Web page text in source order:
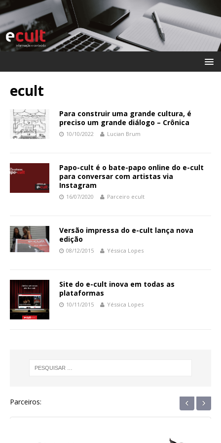
ecult
Para construir uma grande cultura, é
preciso um grande diálogo – Crônica
10/10/2022 Lucian Brum
Papo-cult é o bate-papo online do e-cult
para conversar com artistas via
Instagram
16/07/2020 Parceiro ecult
Versão impressa do e-cult lança nova
edição
08/12/2015 Yéssica Lopes
Site do e-cult inova em todas as
plataformas
10/11/2015 Yéssica Lopes
Parceiros: ‹ ›